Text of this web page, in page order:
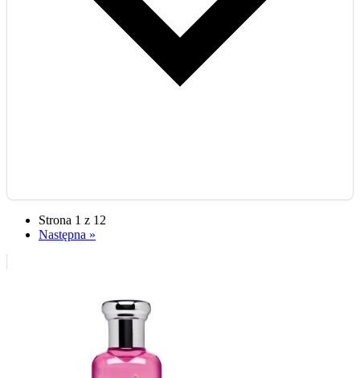
Strona 1 z 12
Następna »